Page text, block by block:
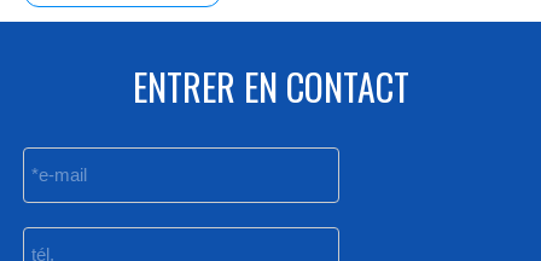
ENTRER EN CONTACT